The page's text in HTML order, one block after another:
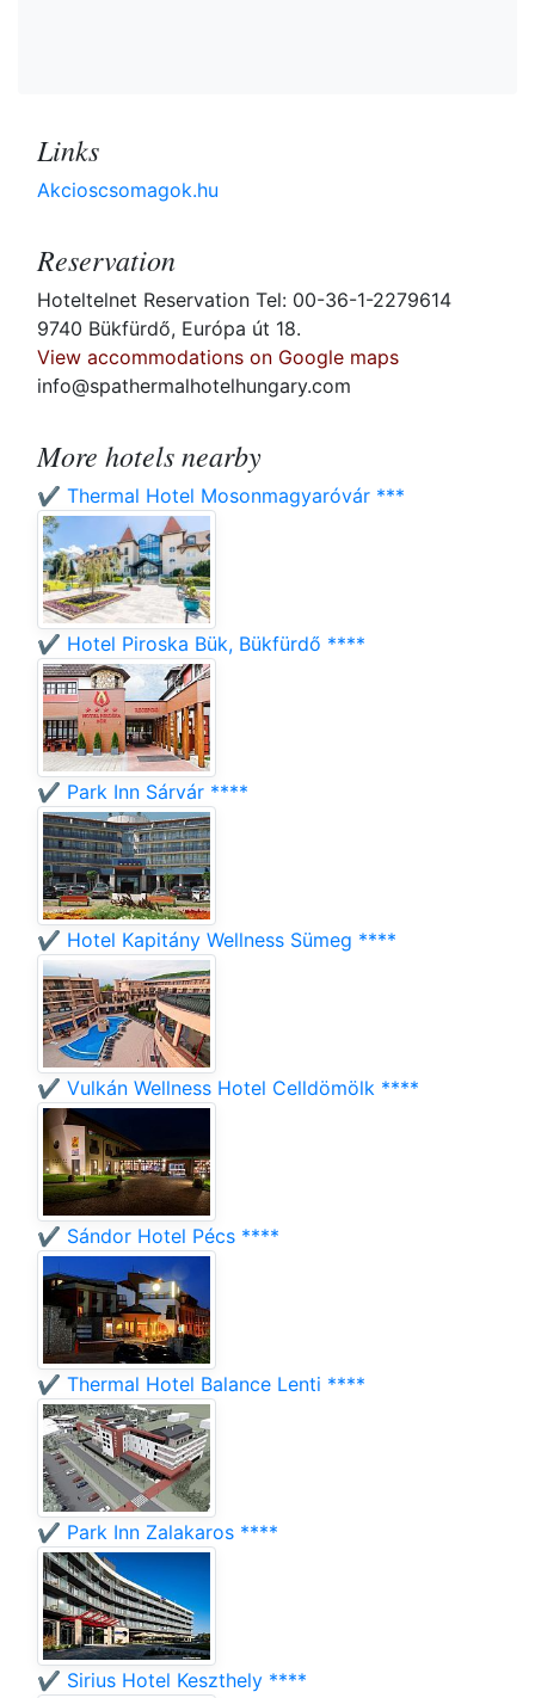
Links
Akcioscsomagok.hu
Reservation
Hoteltelnet Reservation Tel: 00-36-1-2279614
9740 Bükfürdő, Európa út 18.
View accommodations on Google maps
info@spathermalhotelhungary.com
More hotels nearby
✔️ Thermal Hotel Mosonmagyaróvár ***
✔️ Hotel Piroska Bük, Bükfürdő ****
✔️ Park Inn Sárvár ****
✔️ Hotel Kapitány Wellness Sümeg ****
✔️ Vulkán Wellness Hotel Celldömölk ****
✔️ Sándor Hotel Pécs ****
✔️ Thermal Hotel Balance Lenti ****
✔️ Park Inn Zalakaros ****
✔️ Sirius Hotel Keszthely ****